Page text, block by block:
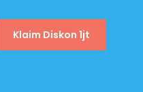
Klaim Diskon 1jt